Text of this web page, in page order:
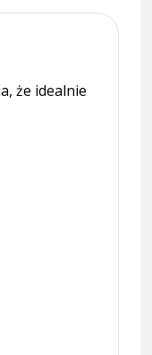
że idealnie